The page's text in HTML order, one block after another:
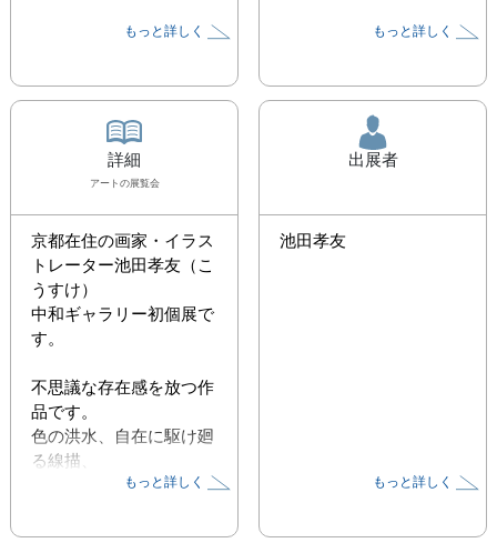
もっと詳しく もっと詳しく
詳細
アート の展覧会
京都在住の画家・イラス
トレーター池田孝友（こ
うすけ）
中和ギャラリー初個展で
す。
不思議な存在感を放つ作
品です。
色の洪水、自在に駆け廻
る線描、
画の中に様々な表情が発
ません。
もっと詳しく
出展者
池田孝友
もっと詳しく